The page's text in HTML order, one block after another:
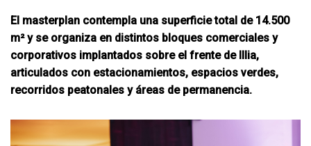
El masterplan contempla una superficie total de 14.500
m² y se organiza en distintos bloques comerciales y
corporativos implantados sobre el frente de Illia,
articulados con estacionamientos, espacios verdes,
recorridos peatonales y áreas de permanencia.